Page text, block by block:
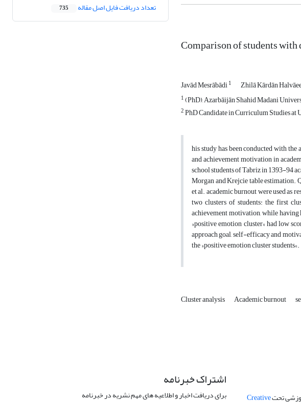
Comparison of students
Javād Mesrābādi1 Zhilā Kārdān
1(PhD), Azarbāijān Shahid Madani
2PhD Candidate in Curriculum Studies
his study has been conducted with
and achievement motivation in
school students of Tabriz in 1393-94
Morgan and Krejcie table estimation.
et al.‎ academic burnout were used as
two clusters of students: the first
achievement motivation, while having
»positive emotion cluster« had low
approach goal, self-efficacy and
the »positive emotion cluster students«.
Cluster analysis Academic burnout
تعداد دریافت فایل اصل مقاله 735
تحتCreative
اشتراک خبرنامه
برای دریافت اخبار و اطلاعیه های مهم نشریه در خبرنامه